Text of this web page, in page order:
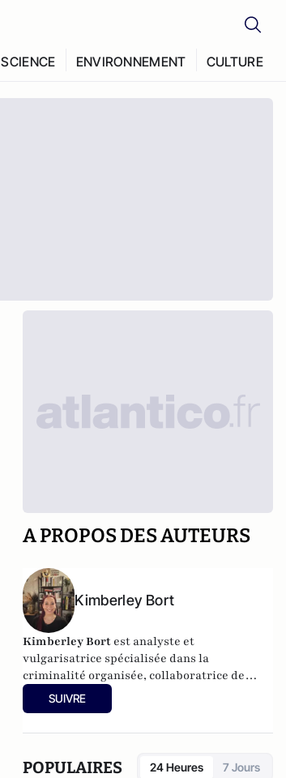
SCIENCE ENVIRONNEMENT CULTURE
A PROPOS DES AUTEURS
Kimberley Bort
Kimberley Bort est analyste et
vulgarisatrice spécialisée dans la
criminalité organisée, collaboratrice de
CrimOrg.com et à la tête de
Stories, un projet de contenus sur les
SUIVRE
POPULAIRES 24 Heures 7 Jours